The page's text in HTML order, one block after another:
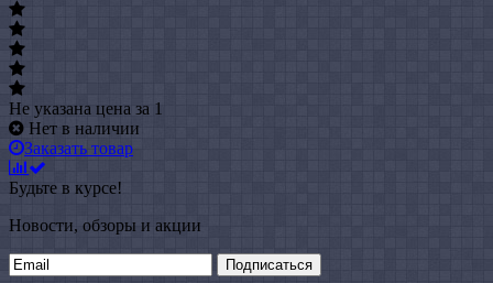
Не указана цена за 1
Нет в наличии
Заказать товар
Будьте в курсе!
Новости, обзоры и акции
Подписаться